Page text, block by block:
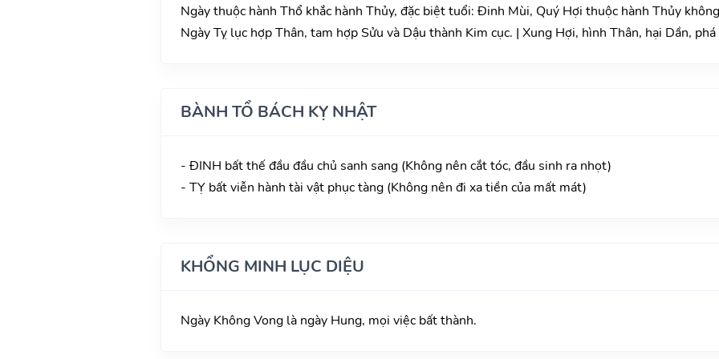
Ngày thuộc hành Thổ khắc hành Thủy, đặc biệt tuổi: Đinh Mùi, Quý Hợi thuộc hành Thủy
Ngày Tỵ lục hợp Thân, tam hợp Sửu và Dậu thành Kim cục. | Xung Hợi, hình Thân, hại Dần,
BÀNH TỔ BÁCH KỴ NHẬT
- ĐINH bất thế đầu đầu chủ sanh sang (Không nên cắt tóc, đầu sinh ra nhọt)
- TỴ bất viễn hành tài vật phục tàng (Không nên đi xa tiền của mất mát)
KHỔNG MINH LỤC DIỆU
Ngày Không Vong là ngày Hung, mọi việc bất thành.